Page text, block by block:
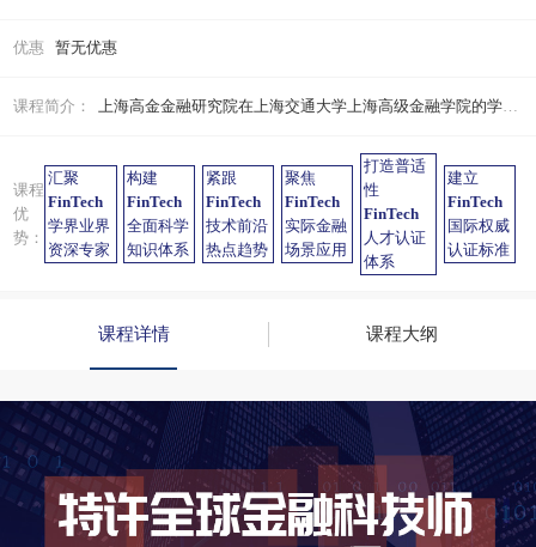
优惠 暂无优惠
课程简介： 上海高金金融研究院在上海交通大学上海高级金融学院的学术指导下，倾力打造了特许全球金融科技师精品课程，致力于培养创新型、实用性和专业化的高复合型金融科技人才，构建具有中国特色的全球金融科技人才培养体系。
课程
优
势：
汇聚
FinTech
学界业界
资深专家
构建
FinTech
全面科学
知识体系
紧跟
FinTech
技术前沿
热点趋势
聚焦
FinTech
实际金融
场景应用
打造普适
性
FinTech
人才认证
体系
建立
FinTech
国际权威
认证标准
课程详情 课程大纲